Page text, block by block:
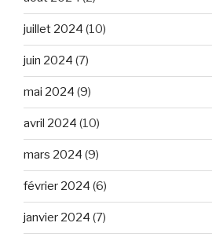
juillet 2024 (10)
juin 2024 (7)
mai 2024 (9)
avril 2024 (10)
mars 2024 (9)
février 2024 (6)
janvier 2024 (7)